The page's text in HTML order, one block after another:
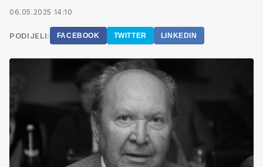
06.05.2025 14:10
PODIJELI: FACEBOOK TWITTER LINKEDIN